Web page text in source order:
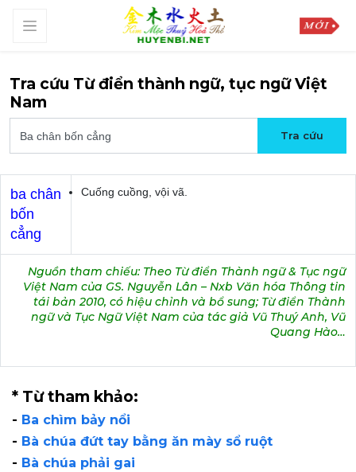
Tra cứu Từ điển thành ngữ, tục ngữ Việt
Nam
ba chân
bốn
cẳng
Cuống cuồng, vội vã.
Nguồn tham chiếu: Theo Từ điển Thành ngữ & Tục ngữ
Việt Nam của GS. Nguyễn Lân – Nxb Văn hóa Thông tin
tái bản 2010, có hiệu chỉnh và bổ sung; Từ điển Thành
ngữ và Tục Ngữ Việt Nam của tác giả Vũ Thuý Anh, Vũ
Quang Hào…
* Từ tham khảo:
- Ba chìm bảy nổi
- Bà chúa đứt tay bằng ăn mày sổ ruột
- Bà chúa phải gai